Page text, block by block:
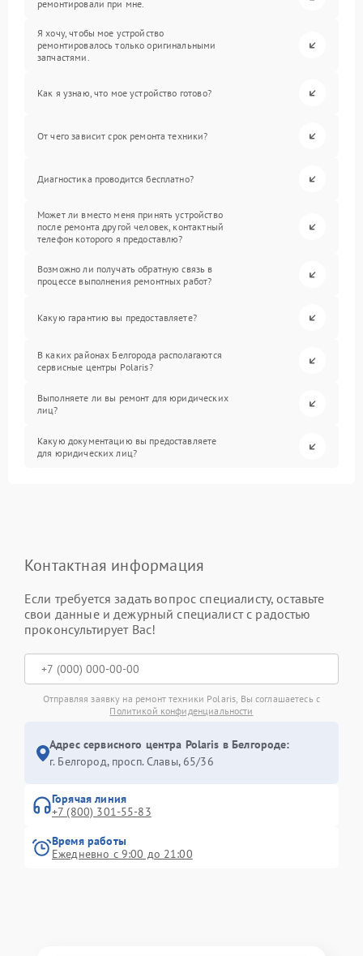
ремонтировали при мне.
Я хочу, чтобы мое устройство
ремонтировалось только оригинальными
запчастями.
Как я узнаю, что мое устройство готово?
От чего зависит срок ремонта техники?
Диагностика проводится бесплатно?
Может ли вместо меня принять устройство
после ремонта другой человек, контактный
телефон которого я предоставлю?
Возможно ли получать обратную связь в
процессе выполнения ремонтных работ?
Какую гарантию вы предоставляете?
В каких районах Белгорода располагаются
сервисные центры Polaris?
Выполняете ли вы ремонт для юридических
лиц?
Какую документацию вы предоставляете
для юридических лиц?
Контактная информация
Если требуется задать вопрос специалисту, оставьте
свои данные и дежурный специалист с радостью
проконсультирует Вас!
Отправляя заявку на ремонт техники Polaris, Вы соглашаетесь с
Политикой конфиденциальности
Адрес сервисного центра Polaris в Белгороде:
г. Белгород, просп. Славы, 65/36
Горячая линия
+7 (800) 301-55-83
Время работы
Ежедневно с 9:00 до 21:00